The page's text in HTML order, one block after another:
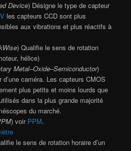
Device) Désigne le type de capteur
les capteurs CCD sont plus
aux vibrations et plus réactifs à
) Qualifie le sens de rotation
hélice)
Metal–Oxide–Semiconductor)
caméra. Les capteurs CMOS
plus petits et moins lourds que
dans la plus grande majorité
du marché.
) voir PPM.
le sens de rotation horaire d’un